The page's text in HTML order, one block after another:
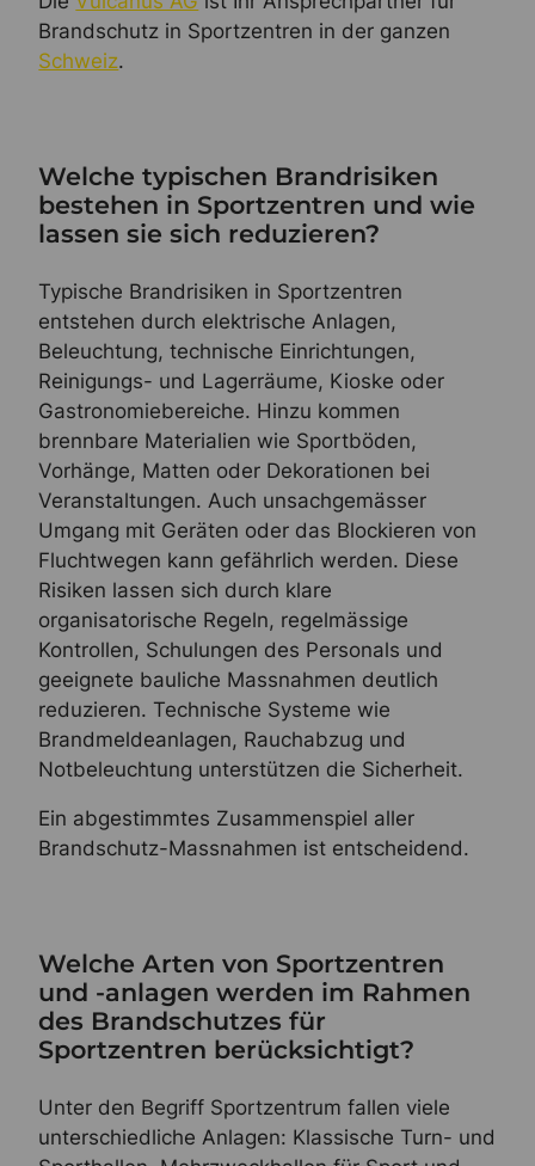
Brandschutz in Sportzentren in der ganzen
Schweiz.
Welche typischen Brandrisiken
bestehen in Sportzentren und wie
lassen sie sich reduzieren?
Typische Brandrisiken in Sportzentren
entstehen durch elektrische Anlagen,
Beleuchtung, technische Einrichtungen,
Reinigungs- und Lagerräume, Kioske oder
Gastronomiebereiche. Hinzu kommen
brennbare Materialien wie Sportböden,
Vorhänge, Matten oder Dekorationen bei
Veranstaltungen. Auch unsachgemässer
Umgang mit Geräten oder das Blockieren von
Fluchtwegen kann gefährlich werden. Diese
Risiken lassen sich durch klare
organisatorische Regeln, regelmässige
Kontrollen, Schulungen des Personals und
geeignete bauliche Massnahmen deutlich
reduzieren. Technische Systeme wie
Brandmeldeanlagen, Rauchabzug und
Notbeleuchtung unterstützen die Sicherheit.
Ein abgestimmtes Zusammenspiel aller
Brandschutz-Massnahmen ist entscheidend.
Welche Arten von Sportzentren
und -anlagen werden im Rahmen
des Brandschutzes für
Sportzentren berücksichtigt?
Unter den Begriff Sportzentrum fallen viele
unterschiedliche Anlagen: Klassische Turn- und